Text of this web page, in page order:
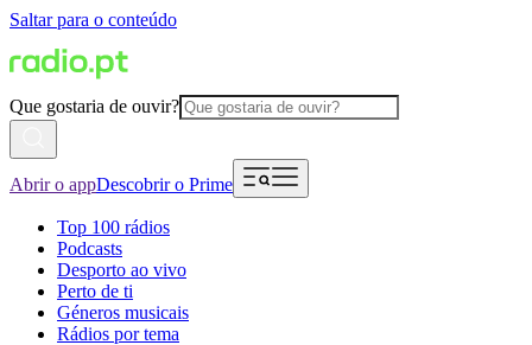
Saltar para o conteúdo
Que gostaria de ouvir?
Abrir o appDescobrir o Prime
Top 100 rádios
Podcasts
Desporto ao vivo
Perto de ti
Géneros musicais
Rádios por tema